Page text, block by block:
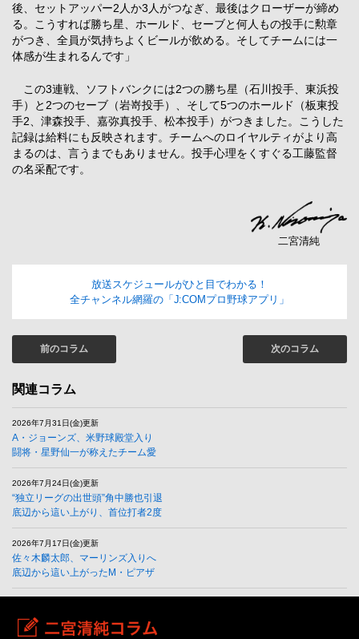
後、セットアッパー2人か3人がつなぎ、最後はクローザーが締め
る。こうすれば勝ち星、ホールド、セーブと何人もの投手に勲章
がつき、全員が気持ちよくビールが飲める。そしてチームには一
体感が生まれるんです」
この3連戦、ソフトバンクには2つの勝ち星（石川投手、東浜投
手）と2つのセーブ（岩嵜投手）、そして5つのホールド（板東投
手2、津森投手、嘉弥真投手、松本投手）がつきました。こうした
記録は給料にも反映されます。チームへのロイヤルティがより高
まるのは、言うまでもありません。投手心理をくすぐる工藤監督
の名采配です。
二宮清純
放送スケジュールがひと目でわかる！
全チャンネル網羅の「J:COMプロ野球アプリ」
前のコラム 次のコラム
関連コラム
2026年7月31日(金)更新
A・ジョーンズ、米野球殿堂入り
闘将・星野仙一が称えたチーム愛
2026年7月24日(金)更新
“独立リーグの出世頭”角中勝也引退
底辺から這い上がり、首位打者2度
2026年7月17日(金)更新
佐々木麟太郎、マーリンズ入りへ
底辺から這い上がったM・ピアザ